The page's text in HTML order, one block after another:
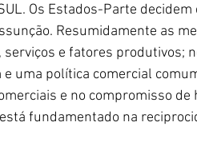
Os Estados-Parte
Resumidamente as
e fatores produtivos;
uma política comercial
e no compromisso
fundamentado na